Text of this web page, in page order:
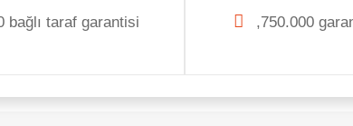
bağlı taraf garantisi
,750.000